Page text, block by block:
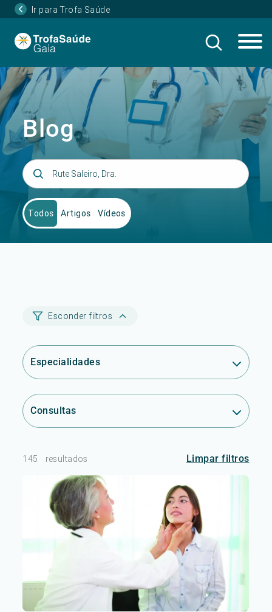
Ir para Trofa Saúde
Blog
Todos Artigos Vídeos
Esconder filtros
Especialidades
Consultas
145 resultados Limpar filtros